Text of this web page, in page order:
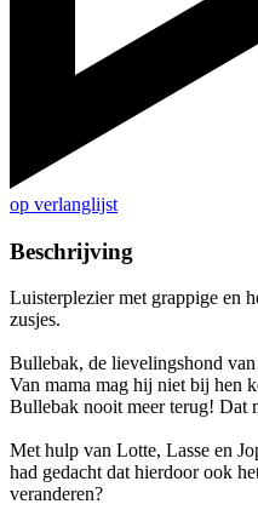
op verlanglijst
Beschrijving
Luisterplezier met grappige en
zusjes.
Bullebak, de lievelingshond
Van mama mag hij niet bij hen
Bullebak nooit meer terug! Dat
Met hulp van Lotte, Lasse en
had gedacht dat hierdoor ook
veranderen?